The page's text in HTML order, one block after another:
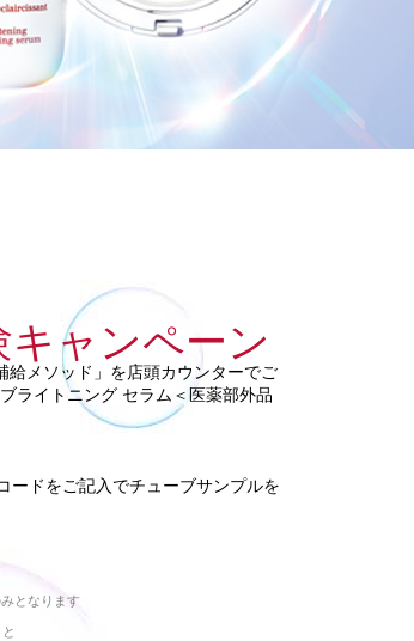
キャンペーン
給メソッド」を店頭カウンターでご
ライトニング セラム＜医薬部外品
ードをご記入でチューブサンプルを
となります